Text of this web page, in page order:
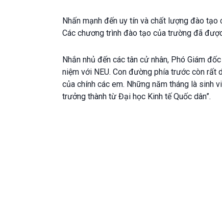
Nhấn mạnh đến uy tín và chất lượng đào
Các chương trình đào tạo của trường đã
Nhắn nhủ đến các tân cử nhân, Phó Giám
niệm với NEU. Con đường phía trước còn rất
của chính các em. Những năm tháng là sinh
trưởng thành từ Đại học Kinh tế Quốc dân”.